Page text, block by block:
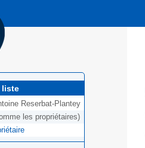
liste
Reserbat-Plantey
les propriétaires)